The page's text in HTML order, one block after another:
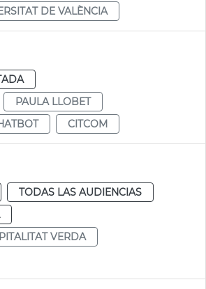
DE VALÈNCIA
PAULA LLOBET
CITCOM
TODAS LAS AUDIENCIAS
VERDA